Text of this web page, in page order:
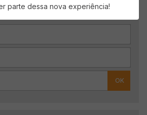
e descontos
OK
parte dessa nova experiência!